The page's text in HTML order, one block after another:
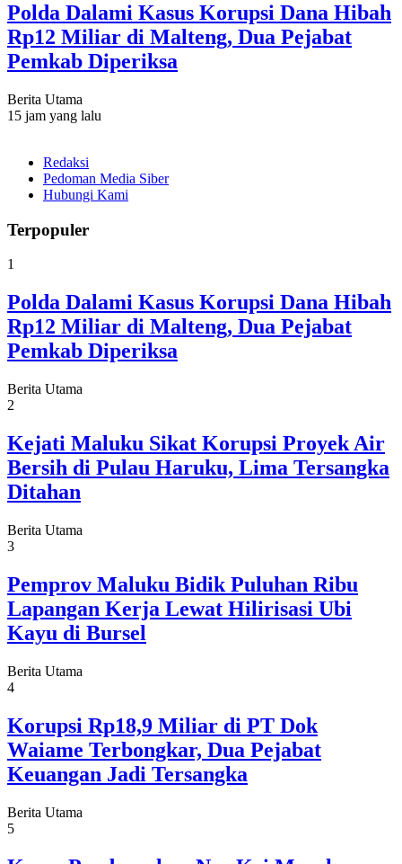
Polda Dalami Kasus Korupsi Dana Hibah
Rp12 Miliar di Malteng, Dua Pejabat
Pemkab Diperiksa
Berita Utama
15 jam yang lalu
Redaksi
Pedoman Media Siber
Hubungi Kami
Terpopuler
1
Polda Dalami Kasus Korupsi Dana Hibah
Rp12 Miliar di Malteng, Dua Pejabat
Pemkab Diperiksa
Berita Utama
2
Kejati Maluku Sikat Korupsi Proyek Air
Bersih di Pulau Haruku, Lima Tersangka
Ditahan
Berita Utama
3
Pemprov Maluku Bidik Puluhan Ribu
Lapangan Kerja Lewat Hilirisasi Ubi
Kayu di Bursel
Berita Utama
4
Korupsi Rp18,9 Miliar di PT Dok
Waiame Terbongkar, Dua Pejabat
Keuangan Jadi Tersangka
Berita Utama
5